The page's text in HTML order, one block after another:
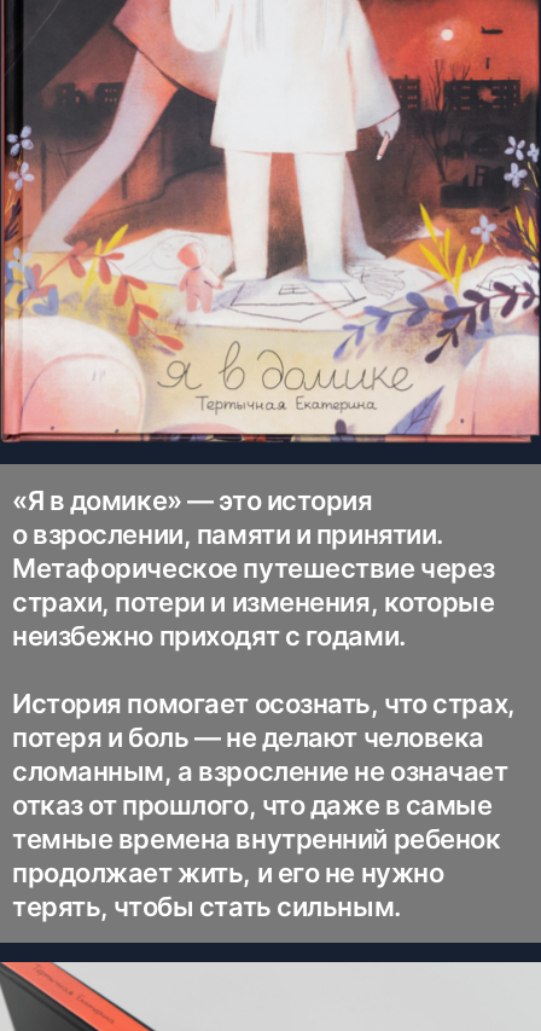
«Я в домике» — это история
о взрослении, памяти и принятии.
Метафорическое путешествие через
страхи, потери и изменения, которые
неизбежно приходят с годами.
История помогает осознать, что страх,
потеря и боль — не делают человека
сломанным, а взросление не означает
отказ от прошлого, что даже в самые
темные времена внутренний ребенок
продолжает жить, и его не нужно
терять, чтобы стать сильным.